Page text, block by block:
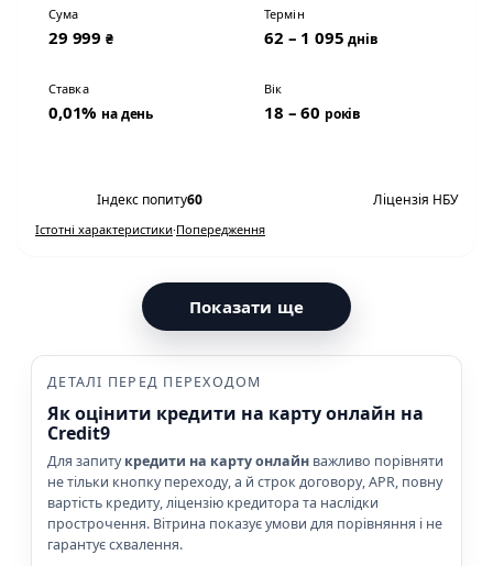
Сума
29 999 ₴
Термін
62 – 1 095днів
Ставка
0,01% на день
Вік
18 – 60 років
Індекс попиту60 Ліцензія НБУ
Істотні характеристики·Попередження
Показати ще
ДЕТАЛІ ПЕРЕД ПЕРЕХОДОМ
Як оцінити кредити на карту онлайн на
Credit9
Для запитукредити на карту онлайн важливо порівняти
не тільки кнопку переходу, а й строк договору, APR, повну
вартість кредиту, ліцензію кредитора та наслідки
прострочення. Вітрина показує умови для порівняння і не
гарантує схвалення.